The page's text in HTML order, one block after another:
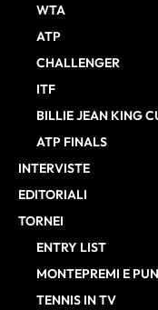
WTA
ATP
CHALLENGER
ITF
BILLIE JEAN KING
ATP FINALS
INTERVISTE
EDITORIALI
TORNEI
ENTRY LIST
MONTEPREMI E
TENNIS IN TV